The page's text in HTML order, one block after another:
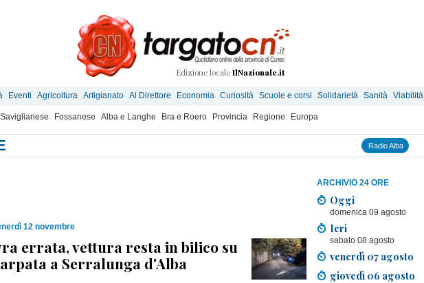
Edizione locale IlNazionale.it
Eventi Agricoltura Artigianato Al Direttore Economia Curiosità Scuole e corsi Solidarietà Sanità Viabilità
Saviglianese Fossanese Alba e Langhe Bra e Roero Provincia Regione Europa
Radio Alba
ARCHIVIO 24 ORE
Oggi
domenica 09 agosto
Ieri
sabato 08 agosto
venerdì 07 agosto
giovedì 06 agosto
12 novembre
errata, vettura resta in bilico su
a Serralunga d'Alba